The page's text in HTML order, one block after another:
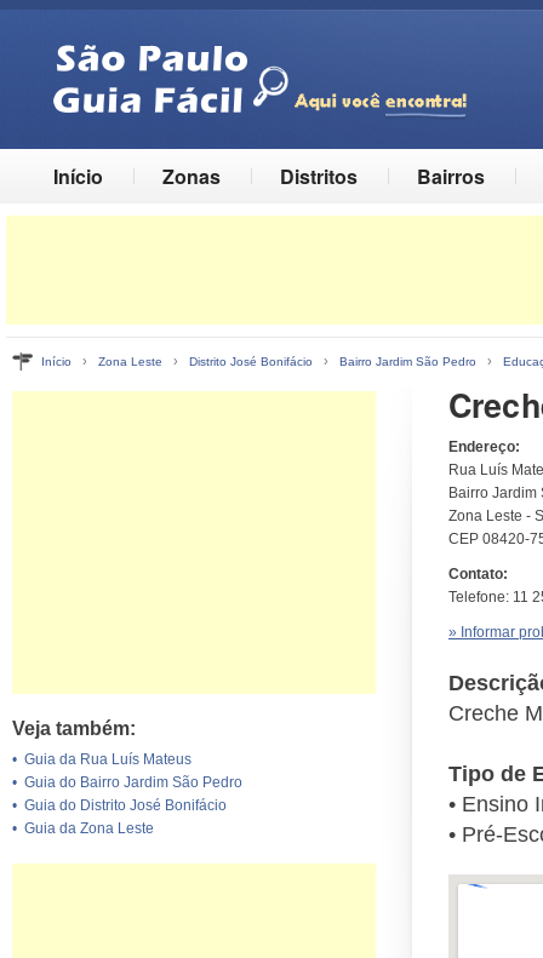
Início Zonas Distritos Bairros
Início › Zona Leste › Distrito José Bonifácio › Bairro Jardim São Pedro ›
Veja também:
• Guia da Rua Luís Mateus
• Guia do Bairro Jardim São Pedro
• Guia do Distrito José Bonifácio
• Guia da Zona Leste
Endereço:
Rua Luís
Bairro Jardim
Zona Leste -
CEP 08420-
Contato:
Telefone: 11
» Informar
Creche
Tipo de
• Ensino
• Pré-